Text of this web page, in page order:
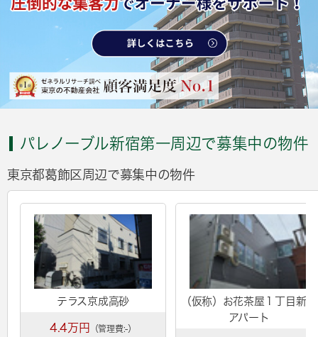
パレノーブル新宿第一周辺で募集中の物件
東京都葛飾区周辺で募集中の物件
テラス京成高砂
4.4万円 （管理費:-）
（仮称）お花茶屋１丁目新築
アパート